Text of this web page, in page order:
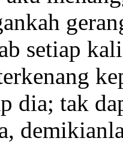
setiap
dia; tak